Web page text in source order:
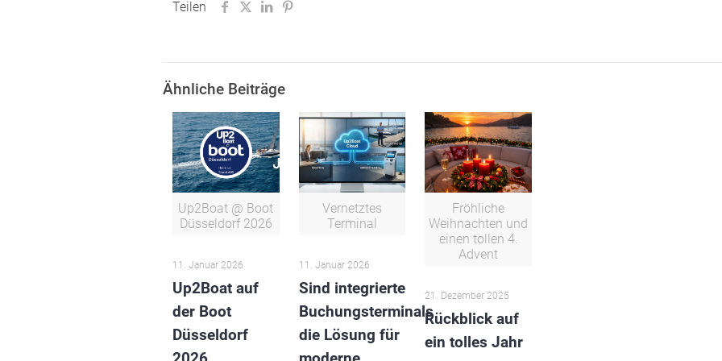
Teilen
Ähnliche Beiträge
Up2Boat @ Boot
Düsseldorf 2026
11. Januar 2026
Up2Boat auf
der Boot
Düsseldorf
Vernetztes
Terminal
11. Januar 2026
Sind integrierte
Buchungsterminals
die Lösung für
Fröhliche
Weihnachten und
einen tollen 4.
Advent
21. Dezember 2025
Rückblick auf
ein tolles Jahr